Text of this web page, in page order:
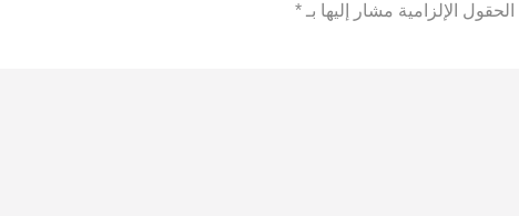
الحقول الإلزامية مشار إليها بـ *